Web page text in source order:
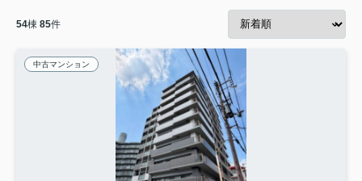
54棟 85件
中古マンション